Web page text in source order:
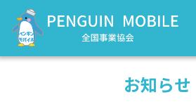
お知らせ